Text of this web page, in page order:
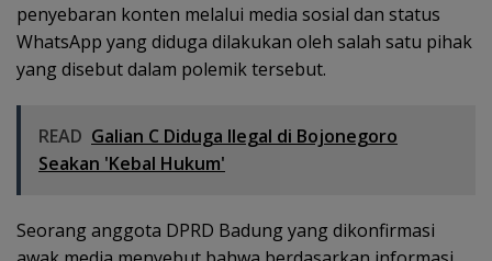
penyebaran konten melalui media sosial dan status
WhatsApp yang diduga dilakukan oleh salah satu pihak
yang disebut dalam polemik tersebut.
READ Galian C Diduga Ilegal di Bojonegoro
Seakan 'Kebal Hukum'
Seorang anggota DPRD Badung yang dikonfirmasi